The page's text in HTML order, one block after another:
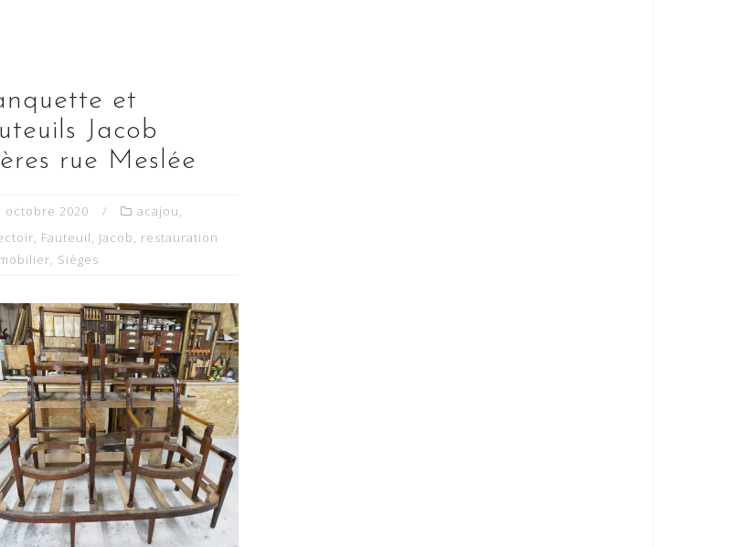
et
Jacob
rue Meslée
octobre 2020 acajou,
, Fauteuil, Jacob, restauration
, Sièges